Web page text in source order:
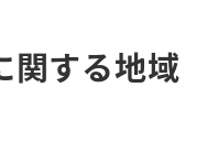
関する地域